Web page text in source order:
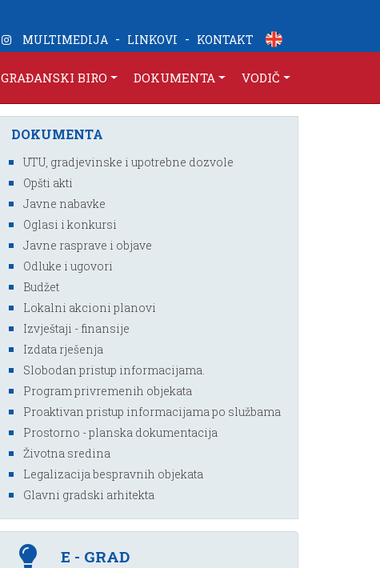
MULTIMEDIJA - LINKOVI - KONTAKT
GRAĐANSKI BIRO DOKUMENTA VODIČ
DOKUMENTA
UTU, gradjevinske i upotrebne dozvole
Opšti akti
Javne nabavke
Oglasi i konkursi
Javne rasprave i objave
Odluke i ugovori
Budžet
Lokalni akcioni planovi
Izvještaji - finansije
Izdata rješenja
Slobodan pristup informacijama.
Program privremenih objekata
Proaktivan pristup informacijama po službama
Prostorno - planska dokumentacija
Životna sredina
Legalizacija bespravnih objekata
Glavni gradski arhitekta
E - GRAD